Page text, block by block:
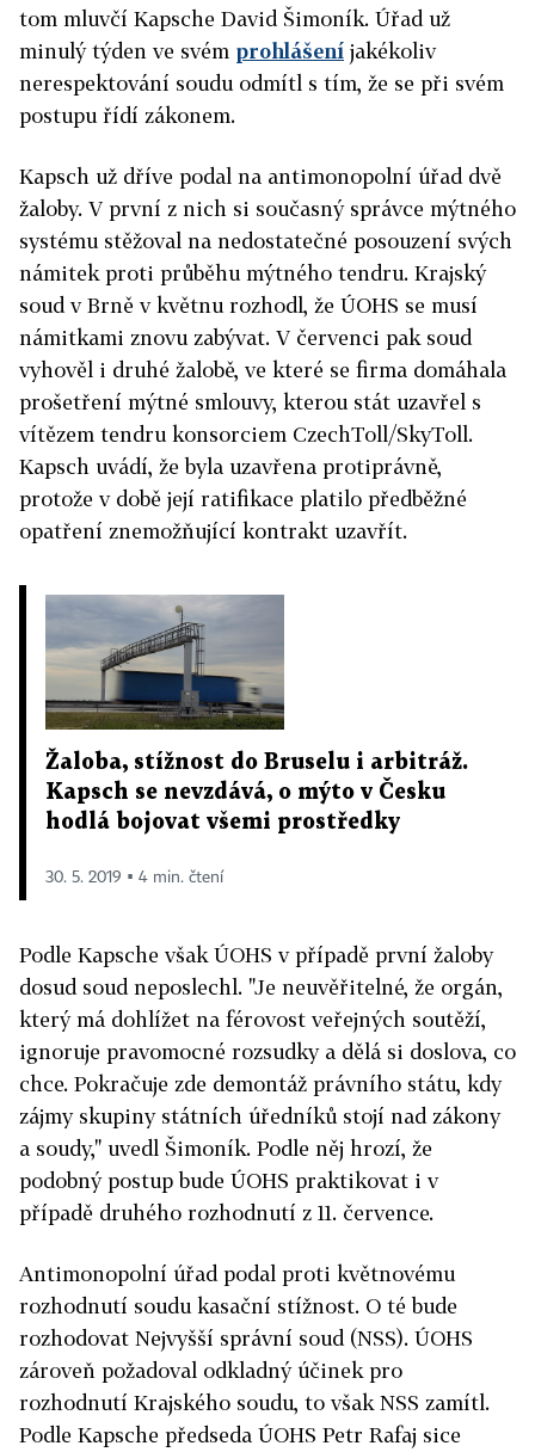
tom mluvčí Kapsche David Šimoník. Úřad už
minulý týden ve svém prohlášení jakékoliv
nerespektování soudu odmítl s tím, že se při svém
postupu řídí zákonem.
Kapsch už dříve podal na antimonopolní úřad dvě
žaloby. V první z nich si současný správce mýtného
systému stěžoval na nedostatečné posouzení svých
námitek proti průběhu mýtného tendru. Krajský
soud v Brně v květnu rozhodl, že ÚOHS se musí
námitkami znovu zabývat. V červenci pak soud
vyhověl i druhé žalobě, ve které se firma domáhala
prošetření mýtné smlouvy, kterou stát uzavřel s
vítězem tendru konsorciem CzechToll/SkyToll.
Kapsch uvádí, že byla uzavřena protiprávně,
protože v době její ratifikace platilo předběžné
opatření znemožňující kontrakt uzavřít.
Žaloba, stížnost do Bruselu i arbitráž.
Kapsch se nevzdává, o mýto v Česku
hodlá bojovat všemi prostředky
30. 5. 2019 ▪ 4 min. čtení
Podle Kapsche však ÚOHS v případě první žaloby
dosud soud neposlechl. "Je neuvěřitelné, že orgán,
který má dohlížet na férovost veřejných soutěží,
ignoruje pravomocné rozsudky a dělá si doslova, co
chce. Pokračuje zde demontáž právního státu, kdy
zájmy skupiny státních úředníků stojí nad zákony
a soudy," uvedl Šimoník. Podle něj hrozí, že
podobný postup bude ÚOHS praktikovat i v
případě druhého rozhodnutí z 11. července.
Antimonopolní úřad podal proti květnovému
rozhodnutí soudu kasační stížnost. O té bude
rozhodovat Nejvyšší správní soud (NSS). ÚOHS
zároveň požadoval odkladný účinek pro
rozhodnutí Krajského soudu, to však NSS zamítl.
Podle Kapsche předseda ÚOHS Petr Rafaj sice